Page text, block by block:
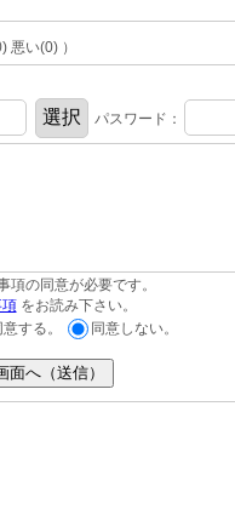
い(0) ）
パスワード：
項の同意が必要です。
をお読み下さい。
意する。 同意しない。